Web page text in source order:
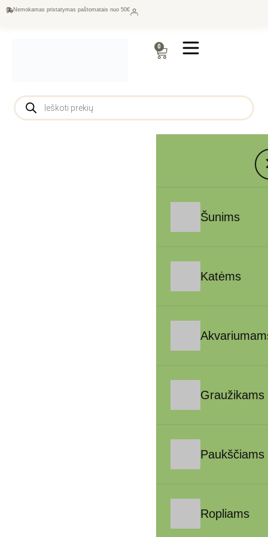
Nemokamas pristatymas paštomatais nuo 50€
0
Šunims
Katėms
Graužikams
Paukščiams
Ropliams